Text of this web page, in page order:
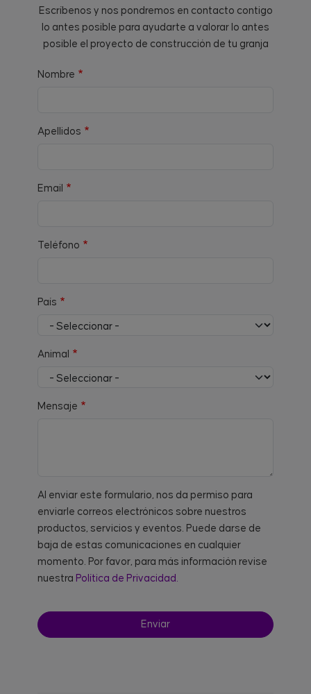
Escríbenos y nos pondremos en contacto contigo
lo antes posible para ayudarte a valorar lo antes
posible el proyecto de construcción de tu granja
Nombre
Apellidos
Email
Teléfono
País
Animal
Mensaje
Al enviar este formulario, nos da permiso para
enviarle correos electrónicos sobre nuestros
productos, servicios y eventos. Puede darse de
baja de estas comunicaciones en cualquier
momento. Por favor, para más información revise
nuestra Política de Privacidad.